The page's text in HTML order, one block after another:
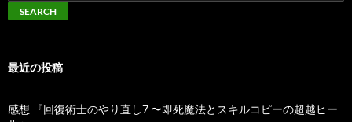
最近の投稿
感想 『回復術士のやり直し7 〜即死魔法とスキルコピーの超越ヒー